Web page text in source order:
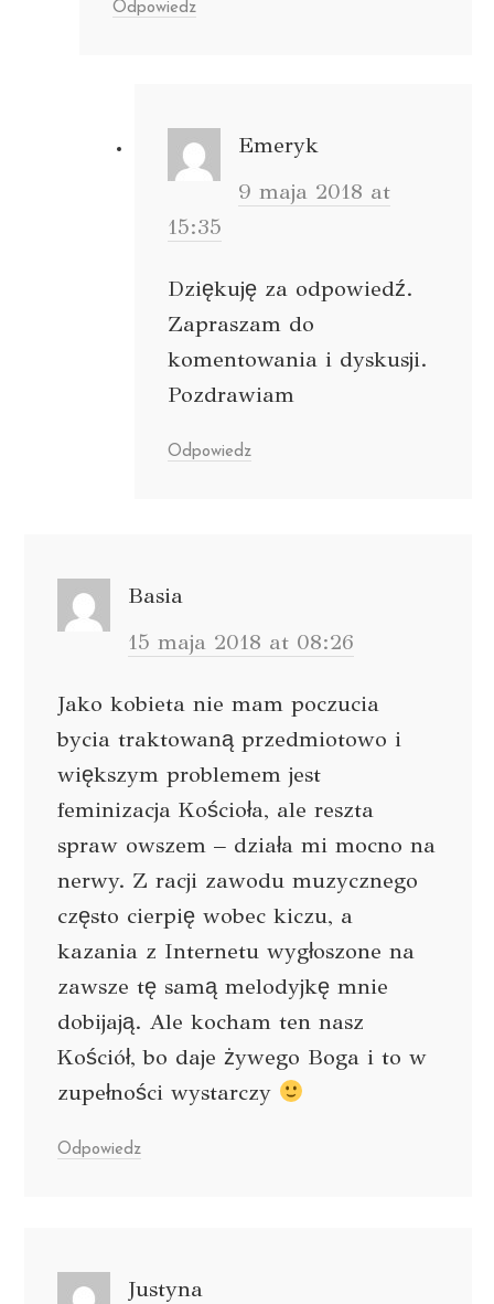
Odpowiedz
Emeryk
9 maja 2018 at
15:35
Dziękuję za odpowiedź.
Zapraszam do
komentowania i dyskusji.
Pozdrawiam
Odpowiedz
Basia
15 maja 2018 at 08:26
Jako kobieta nie mam poczucia
bycia traktowaną przedmiotowo i
większym problemem jest
feminizacja Kościoła, ale reszta
spraw owszem – działa mi mocno na
nerwy. Z racji zawodu muzycznego
często cierpię wobec kiczu, a
kazania z Internetu wygłoszone na
zawsze tę samą melodyjkę mnie
dobijają. Ale kocham ten nasz
Kościół, bo daje żywego Boga i to w
zupełności wystarczy
Odpowiedz
Justyna